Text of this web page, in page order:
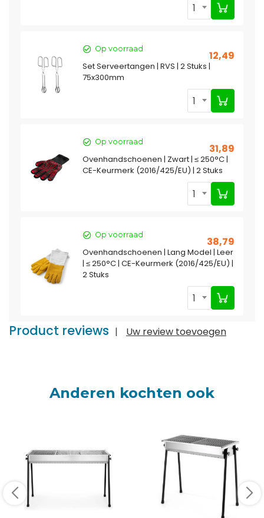
1
Op voorraad
12,49
Set Serveertangen | RVS | 2 Stuks |
75x300mm
1
Op voorraad
31,89
Ovenhandschoenen | Zwart | ≤ 250°C |
CE-Keurmerk (2016/425/EU) | 2 Stuks
1
Op voorraad
38,79
Ovenhandschoenen | Lang Model | Leer
| ≤ 250°C | CE-Keurmerk (2016/425/EU) |
2 Stuks
1
Product reviews | Uw review toevoegen
Anderen kochten ook